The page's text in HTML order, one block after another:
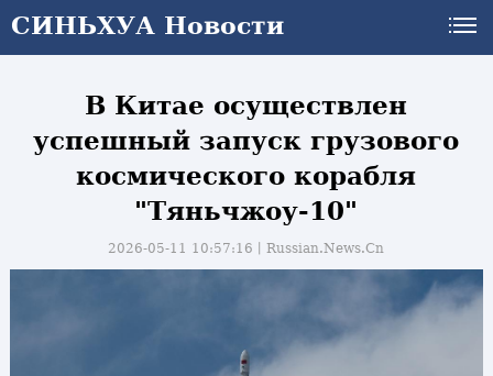
СИНЬХУА Новости
СИНЬХУА Новости
В Китае осуществлен
успешный запуск грузового
космического корабля
"Тяньчжоу-10"
2026-05-11 10:57:16丨Russian.News.Cn